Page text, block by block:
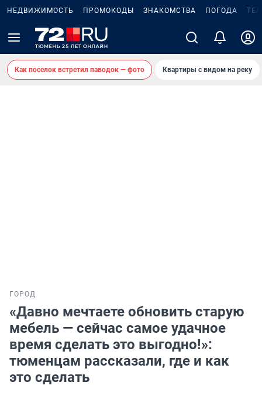
НЕДВИЖИМОСТЬ ПРОМОКОДЫ ЗНАКОМСТВА ПОГОДА
Как поселок встретил паводок — фото Квартиры с видом на реку
ГОРОД
«Давно мечтаете обновить старую
мебель — сейчас самое удачное
время сделать это выгодно!»:
тюменцам рассказали, где и как
это сделать